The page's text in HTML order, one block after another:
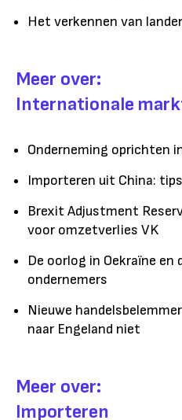
Het verkennen van
Meer over:
Internationale
Onderneming oprichten
Importeren uit China:
Brexit Adjustment
voor omzetverlies VK
De oorlog in Oekraïne en
ondernemers
Nieuwe
naar Engeland niet
Meer over:
Importeren